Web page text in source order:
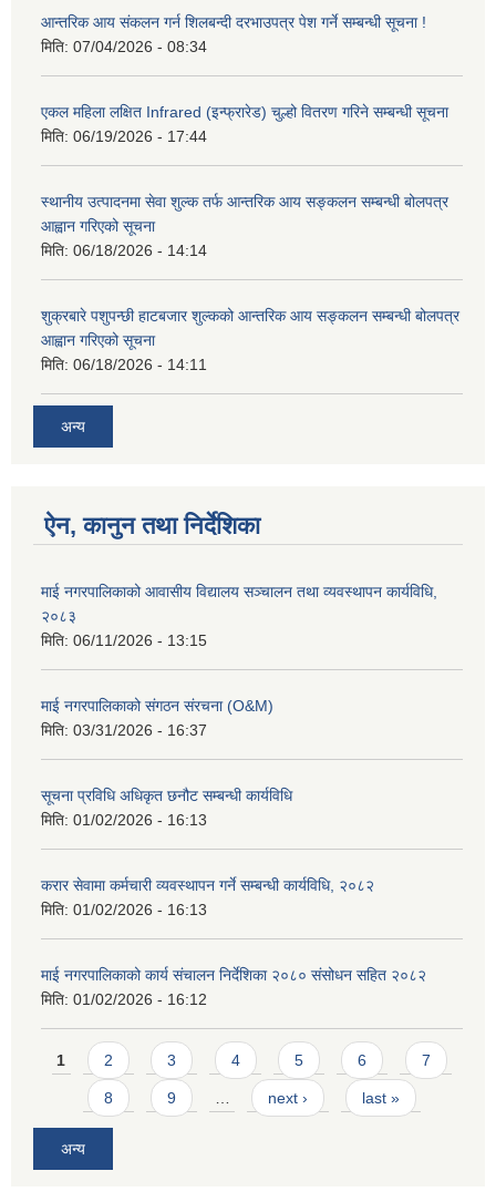
आन्तरिक आय संकलन गर्न शिलबन्दी दरभाउपत्र पेश गर्ने सम्बन्धी सूचना !
मिति: 07/04/2026 - 08:34
एकल महिला लक्षित Infrared (इन्फ्रारेड) चुल्हो वितरण गरिने सम्बन्धी सूचना
मिति: 06/19/2026 - 17:44
स्थानीय उत्पादनमा सेवा शुल्क तर्फ आन्तरिक आय सङ्कलन सम्बन्धी बोलपत्र
आह्वान गरिएको सूचना
मिति: 06/18/2026 - 14:14
शुक्रबारे पशुपन्छी हाटबजार शुल्कको आन्तरिक आय सङ्कलन सम्बन्धी बोलपत्र
आह्वान गरिएको सूचना
मिति: 06/18/2026 - 14:11
अन्य
ऐन, कानुन तथा निर्देशिका
माई नगरपालिकाको आवासीय विद्यालय सञ्चालन तथा व्यवस्थापन कार्यविधि,
२०८३
मिति: 06/11/2026 - 13:15
माई नगरपालिकाको संगठन संरचना (O&M)
मिति: 03/31/2026 - 16:37
सूचना प्रविधि अधिकृत छनौट सम्बन्धी कार्यविधि
मिति: 01/02/2026 - 16:13
करार सेवामा कर्मचारी व्यवस्थापन गर्ने सम्बन्धी कार्यविधि, २०८२
मिति: 01/02/2026 - 16:13
माई नगरपालिकाको कार्य संचालन निर्देशिका २०८० संसोधन सहित २०८२
मिति: 01/02/2026 - 16:12
Pages
1 2 3 4 5 6 7
8 9 next › last »
अन्य